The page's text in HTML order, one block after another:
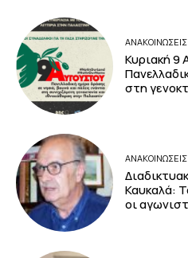
Κυριακή 9
στη
Καυκαλά:
οι